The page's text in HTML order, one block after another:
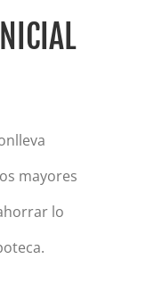
mayores
lo